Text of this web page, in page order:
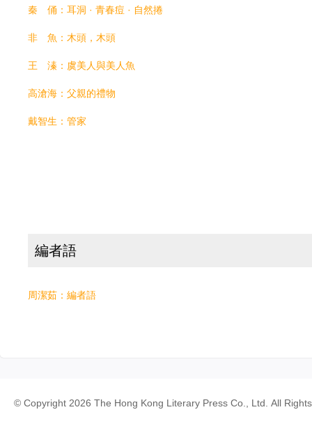
秦 俑：耳洞 · 青春痘 · 自然捲
非 魚：木頭，木頭
王 溱：虞美人與美人魚
高滄海：父親的禮物
戴智生：管家
編者語
周潔茹：編者語
© Copyright 2026 The Hong Kong Literary Press Co., Ltd. All